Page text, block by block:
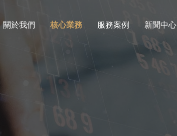
關於我們 核心業務 服務案例 新聞中心